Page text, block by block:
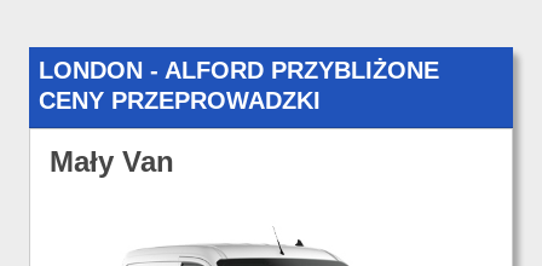
LONDON - ALFORD PRZYBLIŻONE
CENY PRZEPROWADZKI
Mały Van